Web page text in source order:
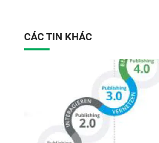
CÁC TIN KHÁC